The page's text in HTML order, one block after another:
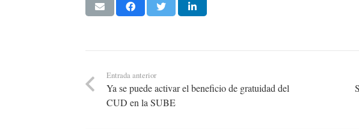
Entrada anterior
Ya se puede activar el beneficio de gratuidad del
CUD en la SUBE